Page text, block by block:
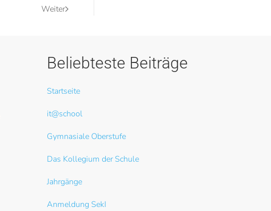
Weiter
Beliebteste Beiträge
Startseite
it@school
Gymnasiale Oberstufe
Das Kollegium der Schule
Jahrgänge
Anmeldung SekI